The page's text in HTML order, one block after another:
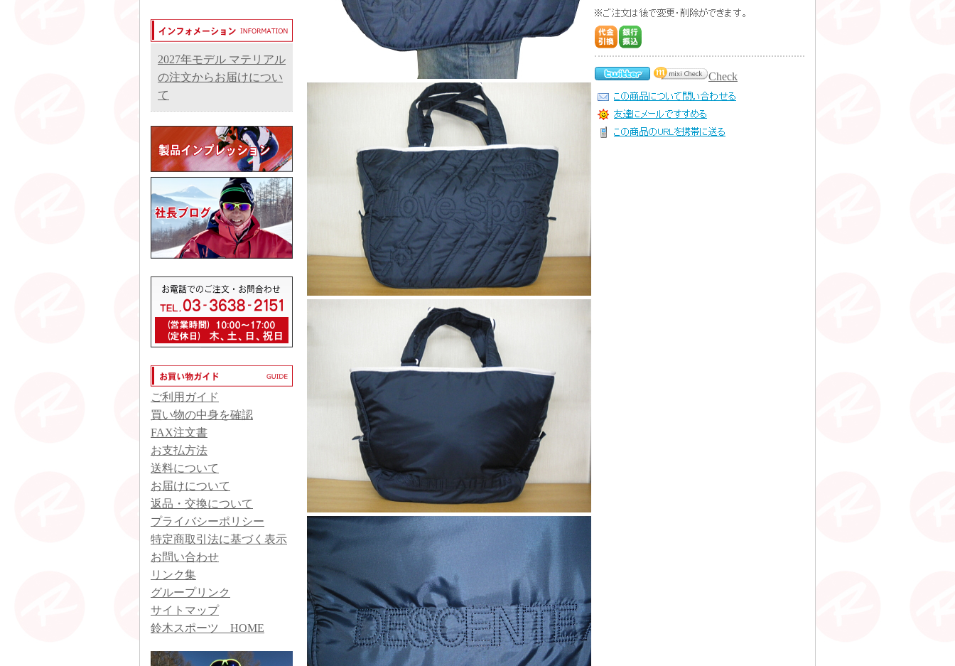
Check
2027年モデル マテリアル
の注文からお届けについ
て
ご利用ガイド
買い物の中身を確認
FAX注文書
お支払方法
送料について
お届けについて
返品・交換について
プライバシーポリシー
特定商取引法に基づく表示
お問い合わせ
リンク集
グループリンク
サイトマップ
鈴木スポーツ HOME